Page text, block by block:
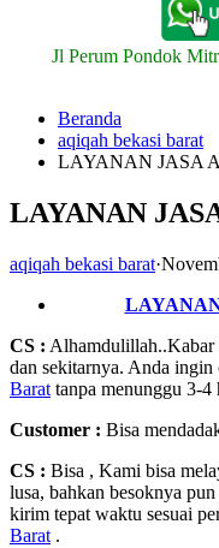
Jl Perum Pondok
Beranda
aqiqah bekasi barat
LAYANAN JASA
LAYANAN
aqiqah bekasi barat·
CS : Alhamdulillah..Kabar
dan sekitarnya. Anda ingin
Barat tanpa menunggu 3-4
Customer : Bisa
CS : Bisa , Kami bisa
lusa, bahkan besoknya
kirim tepat waktu sesuai
Barat .